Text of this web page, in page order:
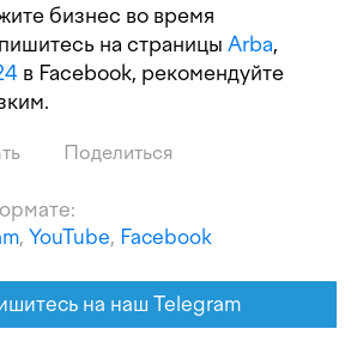
бизнес во время
на страницы Arba,
в Facebook, рекомендуйте
Поделиться
, YouTube, Facebook
на наш Telegram